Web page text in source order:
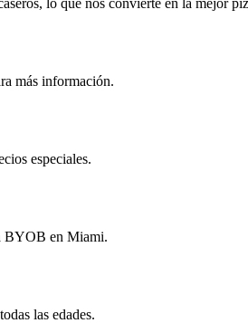
más información.
especiales.
BYOB en Miami.
las edades.